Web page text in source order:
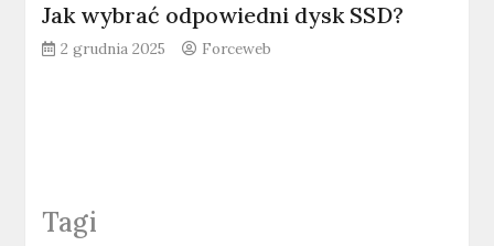
Jak wybrać odpowiedni dysk SSD?
2 grudnia 2025 Forceweb
Tagi